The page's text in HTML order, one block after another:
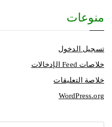
منوعات
تسجيل الدخول
خلاصات Feed الإدخالات
خلاصة التعليقات
WordPress.org